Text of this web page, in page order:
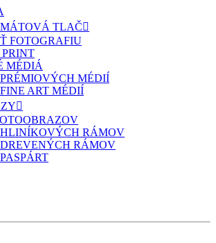
TLAČ
FOTOGRAFIU
MÉDIÁ
MÉDIÍ
ART MÉDIÍ
RÁMOV
RÁMOV